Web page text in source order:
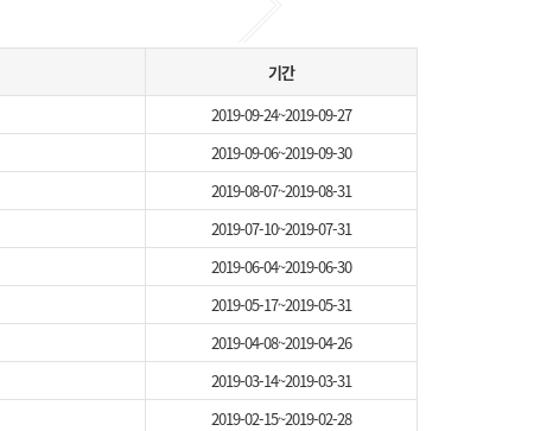
기간
2019-09-24~2019-09-27
2019-09-06~2019-09-30
2019-08-07~2019-08-31
2019-07-10~2019-07-31
2019-06-04~2019-06-30
2019-05-17~2019-05-31
2019-04-08~2019-04-26
2019-03-14~2019-03-31
2019-02-15~2019-02-28